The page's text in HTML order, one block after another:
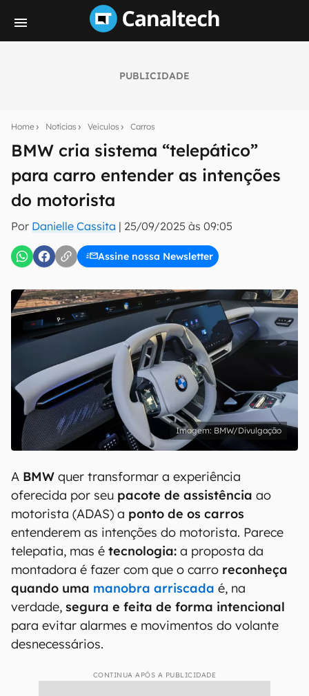
PUBLICIDADE
Home Notícias Veículos Carros
BMW cria sistema “telepático”
para carro entender as intenções
do motorista
Por Danielle Cassita | 25/09/2025 às 09:05
Assine nossa Newsletter
notícias e reviews sobre tecnologia em primeira
mão.
E-mail
inscreva-se
Uso e Política de Privacidade do Canaltech.
BMW/Divulgação
A BMW quer transformar a experiência
oferecida por seu pacote de assistência ao
motorista (ADAS) a ponto de os carros
entenderem as intenções do motorista. Parece
telepatia, mas é tecnologia: a proposta da
montadora é fazer com que o carro reconheça
quando uma manobra arriscada é, na
verdade, segura e feita de forma intencional
para evitar alarmes e movimentos do volante
desnecessários.
CONTINUA APÓS A PUBLICIDADE